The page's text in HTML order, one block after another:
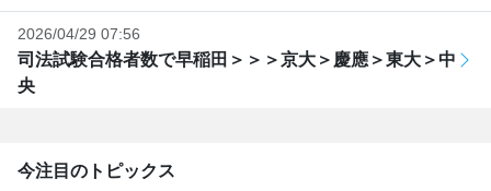
2026/04/29 07:56
司法試験合格者数で早稲田＞＞＞京大＞慶應＞東大＞中
央
今注目のトピックス